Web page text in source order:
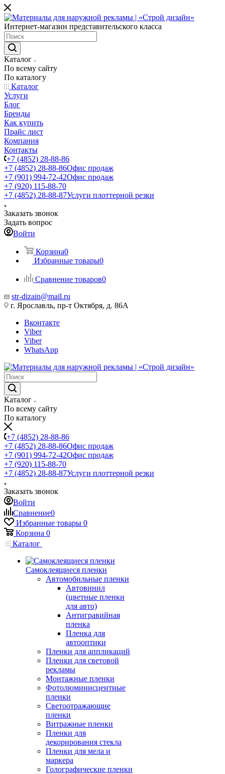
Интернет-магазин представительского класса
Каталог
По всему сайту
По каталогу
Каталог
Услуги
Блог
Бренды
Как купить
Прайс лист
Компания
Контакты
+7 (4852) 28-88-86
+7 (4852) 28-88-86Офис продаж
+7 (901) 994-72-42Офис продаж
+7 (920) 115-88-70
+7 (4852) 28-88-87Услуги плоттерной резки
Заказать звонок
Задать вопрос
Войти
Корзина0
Избранные товары0
Сравнение товаров0
str-dizain@mail.ru
г. Ярославль, пр-т Октября, д. 86А
Вконтакте
Viber
Viber
WhatsApp
Каталог
По всему сайту
По каталогу
+7 (4852) 28-88-86
+7 (4852) 28-88-86Офис продаж
+7 (901) 994-72-42Офис продаж
+7 (920) 115-88-70
+7 (4852) 28-88-87Услуги плоттерной резки
Заказать звонок
Войти
Сравнение0
Избранные товары 0
Корзина 0
Каталог
Самоклеящиеся пленки
Автомобильные пленки
Автовинил
(цветные пленки
для авто)
Антигравийная
пленка
Пленка для
автооптики
Пленки для аппликаций
Пленки для световой
рекламы
Монтажные пленки
Фотолюминисцентные
пленки
Светоотражающие
пленки
Витражные пленки
Пленки для
декорирования стекла
Пленки для мела и
маркера
Голографические пленки